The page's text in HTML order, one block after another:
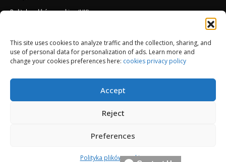
This site uses cookies to analyze traffic and the collection, sharing, and
use of personal data for personalization of ads. Learn more and
change your cookies preferences here: cookies privacy policy
Accept
Reject
Preferences
Polityka plików cookies
Polityka plików cookies (UK)
Docieplenie EWI ETICS